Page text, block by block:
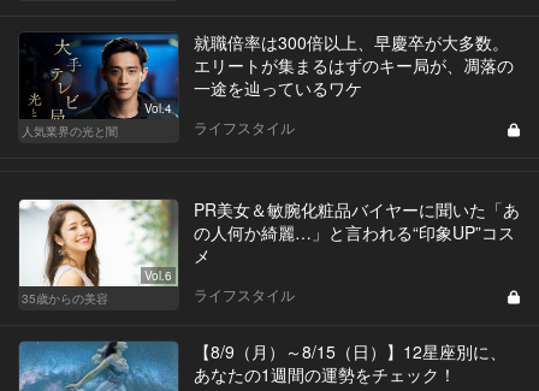
Vol.4
人気業界の光と闇
就職倍率は300倍以上、早慶卒が大多数。
エリートが集まるはずのキー局が、凋落の
一途を辿っているワケ
ライフスタイル
Vol.6
35歳からの美容
PR美女＆敏腕化粧品バイヤーに聞いた「あ
の人何か綺麗…」と言われる“印象UP”コス
メ
ライフスタイル
【8/9（月）～8/15（日）】12星座別に、
あなたの1週間の運勢をチェック！